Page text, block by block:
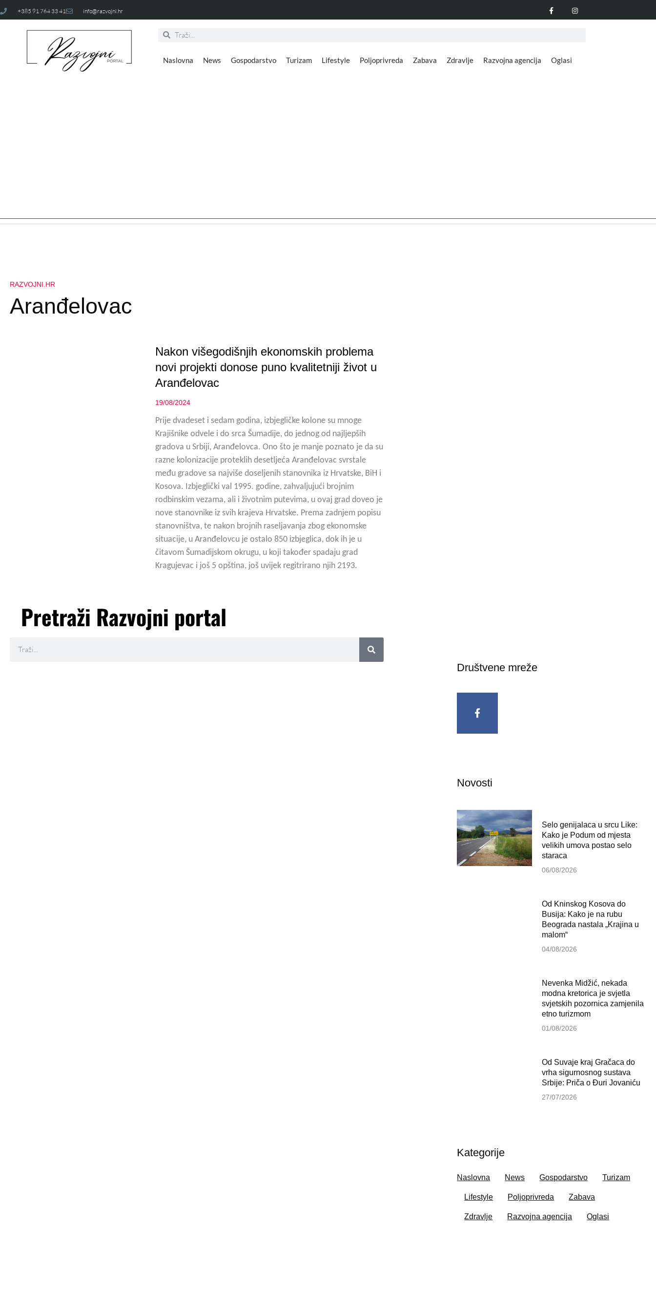
+385 91 764 33 41 info@razvojni.hr
Naslovna News Gospodarstvo Turizam Lifestyle Poljoprivreda Zabava Zdravlje Razvojna agencija Oglasi
RAZVOJNI.HR
Aranđelovac
Nakon višegodišnjih ekonomskih problema
novi projekti donose puno kvalitetniji život u
Aranđelovac
19/08/2024
Prije dvadeset i sedam godina, izbjegličke kolone su mnoge
Krajišnike odvele i do srca Šumadije, do jednog od najljepših
gradova u Srbiji, Aranđelovca. Ono što je manje poznato je da su
razne kolonizacije proteklih desetljeća Aranđelovac svrstale
među gradove sa najviše doseljenih stanovnika iz Hrvatske, BiH i
Kosova. Izbjeglički val 1995. godine, zahvaljujući brojnim
rodbinskim vezama, ali i životnim putevima, u ovaj grad doveo je
nove stanovnike iz svih krajeva Hrvatske. Prema zadnjem popisu
stanovništva, te nakon brojnih raseljavanja zbog ekonomske
situacije, u Aranđelovcu je ostalo 850 izbjeglica, dok ih je u
čitavom Šumadijskom okrugu, u koji također spadaju grad
Kragujevac i još 5 opština, još uvijek regitrirano njih 2193.
Pretraži Razvojni portal
Društvene mreže
Novosti
Selo genijalaca u srcu Like:
Kako je Podum od mjesta
velikih umova postao selo
staraca
06/08/2026
Od Kninskog Kosova do
Busija: Kako je na rubu
Beograda nastala „Krajina u
malom“
04/08/2026
Nevenka Midžić, nekada
modna kretorica je svjetla
svjetskih pozornica zamjenila
etno turizmom
01/08/2026
Od Suvaje kraj Gračaca do
vrha sigurnosnog sustava
Srbije: Priča o Đuri Jovaniću
27/07/2026
Kategorije
Naslovna News Gospodarstvo Turizam
Lifestyle Poljoprivreda Zabava
Zdravlje Razvojna agencija Oglasi